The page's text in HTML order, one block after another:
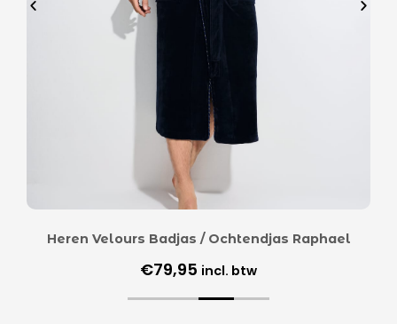
Heren Velours Badjas / Ochtendjas Raphael
€79,95 incl. btw